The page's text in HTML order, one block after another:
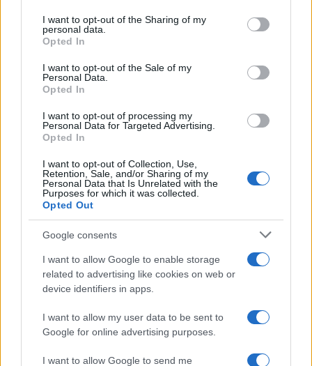
not limited to your visit or usage behaviour. You may click to
grant or deny consent to Google and its third-party tags to
use your data for below specified purposes in below Google
consent section.
I want to opt-out of the Sharing of my
personal data.
Opted In
I want to opt-out of the Sale of my
Personal Data.
Opted In
I want to opt-out of processing my
Personal Data for Targeted Advertising.
Opted In
I want to opt-out of Collection, Use,
Retention, Sale, and/or Sharing of my
Personal Data that Is Unrelated with the
Purposes for which it was collected.
Opted Out
Google consents
I want to allow Google to enable storage
related to advertising like cookies on web or
device identifiers in apps.
I want to allow my user data to be sent to
Google for online advertising purposes.
I want to allow Google to send me
Beauty
Αυτό το λάδι μεταμορφώνεται σε
αφρόλουτρο! Από την Diptyque!
Beauty
Πες μου τι ρούχα σου αρέσει να φοράς να
29.03.2016